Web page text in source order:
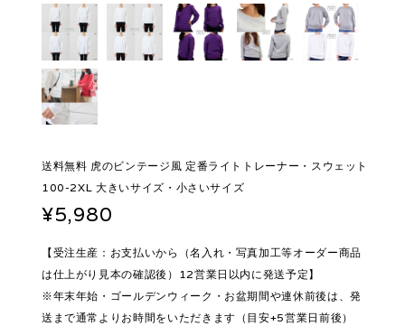
送料無料 虎のビンテージ風 定番ライトトレーナー・スウェット
100-2XL 大きいサイズ・小さいサイズ
¥5,980
【受注生産：お支払いから（名入れ・写真加工等オーダー商品
は仕上がり見本の確認後）12営業日以内に発送予定】
※年末年始・ゴールデンウィーク・お盆期間や連休前後は、発
送まで通常よりお時間をいただきます（目安+5営業日前後）